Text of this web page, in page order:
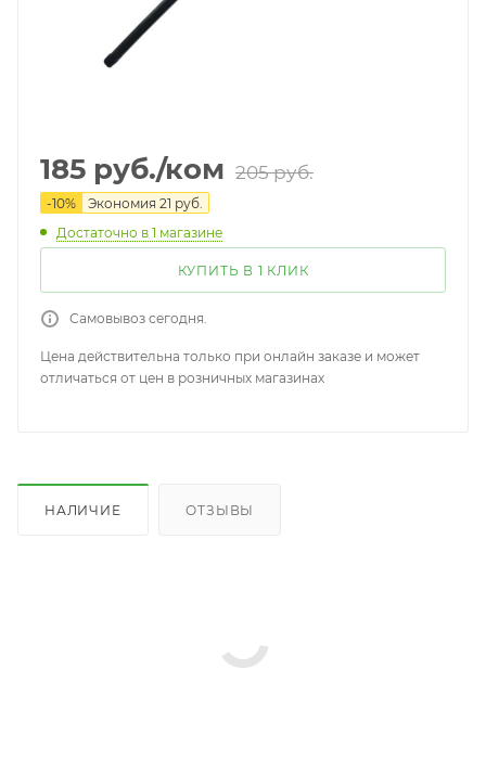
185 руб./ком 205руб.
-10% Экономия 21 руб.
Достаточно в 1 магазине
КУПИТЬ В 1 КЛИК
Самовывоз сегодня.
Цена действительна только при онлайн заказе и может
отличаться от цен в розничных магазинах
НАЛИЧИЕ ОТЗЫВЫ